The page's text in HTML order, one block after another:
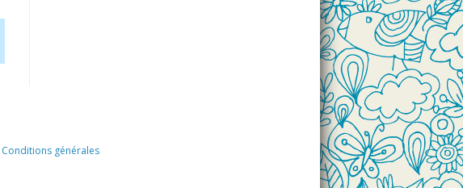
Conditions générales